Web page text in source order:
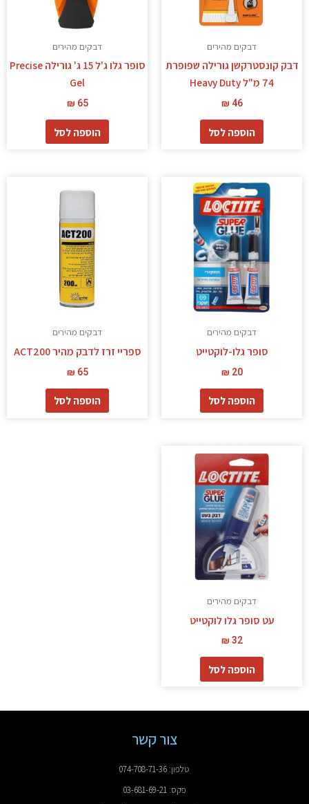
דבקים מהירים
דבק קונסטרקשן גורילה שפופרת
74 מ"ל Heavy Duty
₪ 46
הוספה לסל
דבקים מהירים
סופר גלו ג'ל 15 ג' גורילה Precise
Gel
₪ 65
הוספה לסל
דבקים מהירים
סופר גלו-לוקטייט
₪ 20
הוספה לסל
דבקים מהירים
ספריי זרז לדבק מהיר ACT200
₪ 65
הוספה לסל
דבקים מהירים
עט סופר גלו לוקטייט
₪ 32
הוספה לסל
צור קשר
טלפון: 074-708-71-36
פקס: 03-681-69-21